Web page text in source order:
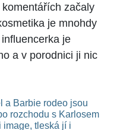
začaly
je mnohdy
je
a v porodnici ji nic
a Barbie rodeo jsou
rozchodu s Karlosem
image, tleská jí i